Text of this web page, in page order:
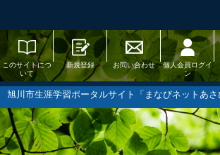
このサイトにつ
いて
新規登録 お問い合わせ
個人会員ログイ
ン
旭川市生涯学習ポータルサイト「まなびネットあさ